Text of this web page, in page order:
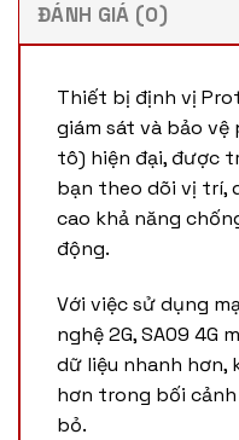
ĐÁNH GIÁ (0)
Thiết bị định vị
giám sát và bảo
tô) hiện đại, được
bạn theo dõi vị trí,
cao khả năng
động.
Với việc sử dụng
nghệ 2G, SA09 4G
dữ liệu nhanh hơn,
hơn trong bối cảnh
bỏ.